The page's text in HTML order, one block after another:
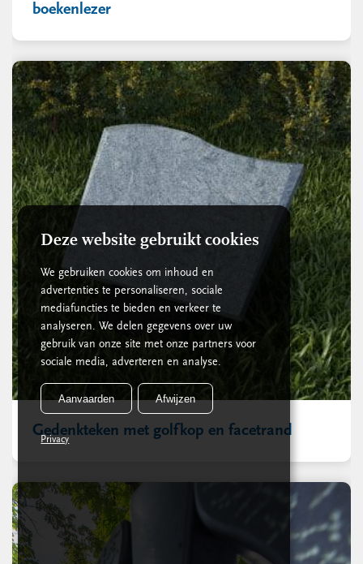
boekenlezer
Gedenkteken met golfkop en facetrand
Deze website gebruikt cookies
We gebruiken cookies om inhoud en
advertenties te personaliseren, sociale
mediafuncties te bieden en verkeer te
analyseren. We delen gegevens over uw
gebruik van onze site met onze partners voor
sociale media, adverteren en analyse.
Aanvaarden Afwijzen
Privacy